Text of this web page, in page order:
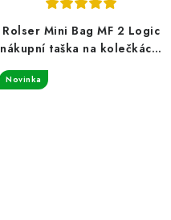
Rolser Mini Bag MF 2 Logic
nákupní taška na kolečkách,
Novinka